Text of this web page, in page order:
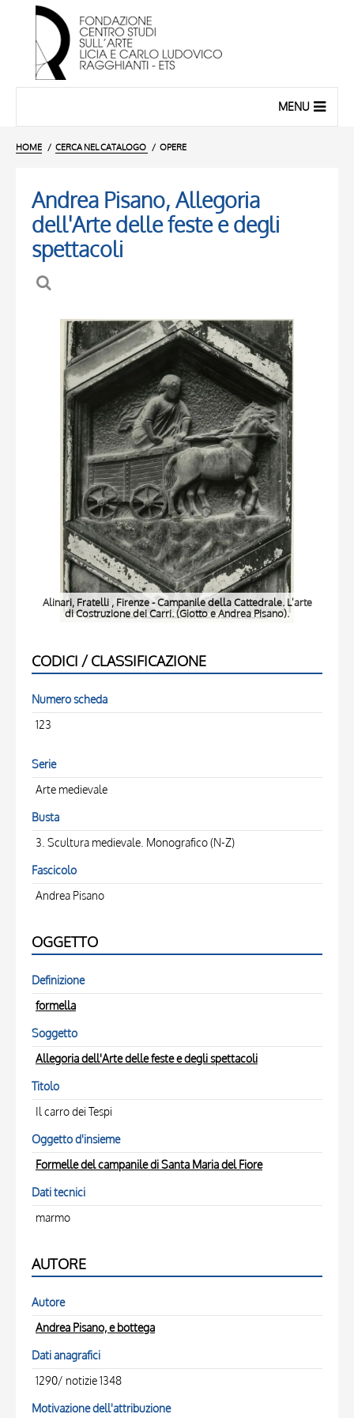
MENU
HOME CERCA NEL CATALOGO OPERE
Andrea Pisano, Allegoria
dell'Arte delle feste e degli
spettacoli
Alinari, Fratelli , Firenze - Campanile della Cattedrale. L'arte
di Costruzione dei Carri. (Giotto e Andrea Pisano).
CODICI / CLASSIFICAZIONE
Numero scheda
123
Serie
Arte medievale
Busta
3. Scultura medievale. Monografico (N-Z)
Fascicolo
Andrea Pisano
OGGETTO
Definizione
formella
Soggetto
Allegoria dell'Arte delle feste e degli spettacoli
Titolo
Il carro dei Tespi
Oggetto d'insieme
Formelle del campanile di Santa Maria del Fiore
Dati tecnici
marmo
AUTORE
Autore
Andrea Pisano, e bottega
Dati anagrafici
1290/ notizie 1348
Motivazione dell'attribuzione